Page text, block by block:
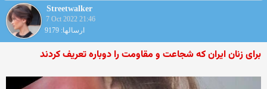
Streetwalker
7 Oct 2022 21:46
ارسالها: 9179
برای زنان ایران که شجاعت و مقاومت را دوباره تعریف کردند